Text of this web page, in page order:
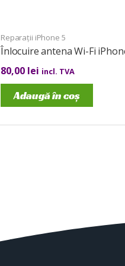
Reparații iPhone 5
Înlocuire antena Wi-Fi
80,00 lei incl. TVA
Adaugă în coș